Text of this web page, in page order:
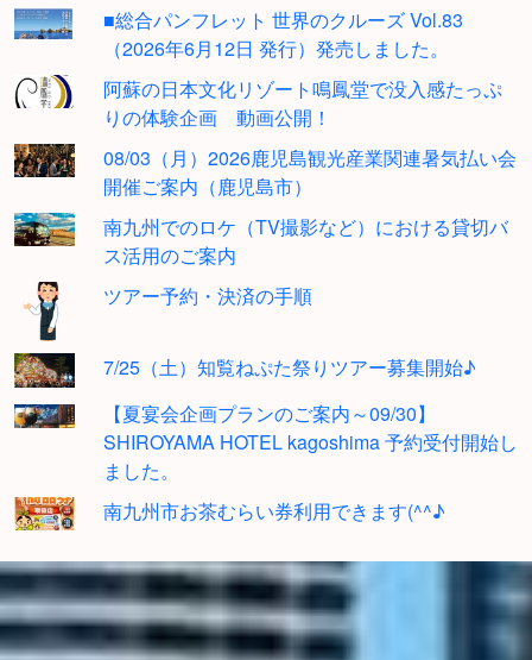
■総合パンフレット 世界のクルーズ Vol.83
（2026年6月12日 発行）発売しました。
阿蘇の日本文化リゾート鳴鳳堂で没入感たっぷ
りの体験企画 動画公開！
08/03（月）2026鹿児島観光産業関連暑気払い会
開催ご案内（鹿児島市）
南九州でのロケ（TV撮影など）における貸切バ
ス活用のご案内
ツアー予約・決済の手順
7/25（土）知覧ねぷた祭りツアー募集開始♪
【夏宴会企画プランのご案内～09/30】
SHIROYAMA HOTEL kagoshima 予約受付開始し
ました。
南九州市お茶むらい券利用できます(^^♪